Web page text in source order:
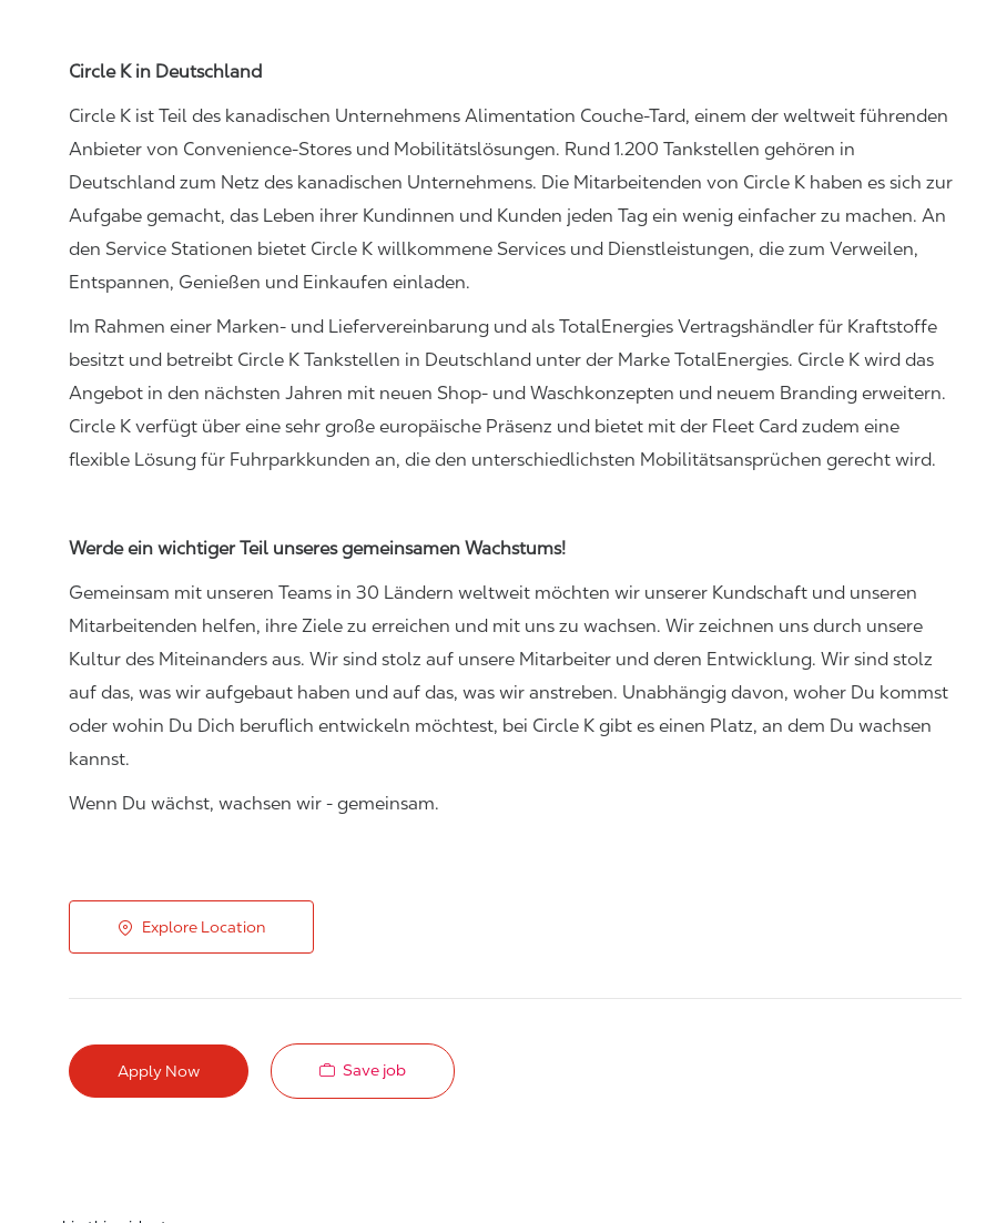
Circle K in Deutschland
Circle K ist Teil des kanadischen Unternehmens Alimentation Couche-Tard, einem der weltweit führenden
Anbieter von Convenience-Stores und Mobilitätslösungen. Rund 1.200 Tankstellen gehören in
Deutschland zum Netz des kanadischen Unternehmens. Die Mitarbeitenden von Circle K haben es sich zur
Aufgabe gemacht, das Leben ihrer Kundinnen und Kunden jeden Tag ein wenig einfacher zu machen. An
den Service Stationen bietet Circle K willkommene Services und Dienstleistungen, die zum Verweilen,
Entspannen, Genießen und Einkaufen einladen.
m Rahmen einer Marken- und Liefervereinbarung und als TotalEnergies Vertragshändler für Kraftstoffe
besitzt und betreibt Circle K Tankstellen in Deutschland unter der Marke TotalEnergies. Circle K wird das
Angebot in den nächsten Jahren mit neuen Shop- und Waschkonzepten und neuem Branding erweitern.
Circle K verfügt über eine sehr große europäische Präsenz und bietet mit der Fleet Card zudem eine
flexible Lösung für Fuhrparkkunden an, die den unterschiedlichsten Mobilitätsansprüchen gerecht wird.
Werdeein wichtiger Teil unseres gemeinsamen Wachstums!
Gemeinsam mit unseren Teams in 30 Ländern weltweit möchten wir unserer Kundschaft und unseren
Mitarbeitenden helfen, ihre Ziele zu erreichen und mit uns zu wachsen. Wir zeichnen uns durch unsere
Kultur des Miteinanders aus. Wir sind stolz auf unsere Mitarbeiter und deren Entwicklung. Wir sind stolz
auf das, was wir aufgebaut haben und auf das, was wir anstreben. Unabhängig davon, woher Du kommst
oder wohin Du Dich beruflich entwickeln möchtest, bei Circle K gibt es einen Platz, an dem Du wachsen
kannst.
Wenn Du wächst, wachsen wir - gemeinsam.
Explore Location
Apply Now Save job